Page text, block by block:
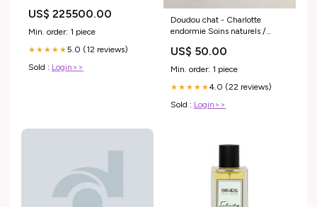
US$ 225500.00
Min. order: 1 piece
★★★★★5.0 (12 reviews)
Sold : Login>>
Doudou chat - Charlotte
endormie Soins naturels /
US$ 50.00
Min. order: 1 piece
★★★★★4.0 (22 reviews)
Sold : Login>>